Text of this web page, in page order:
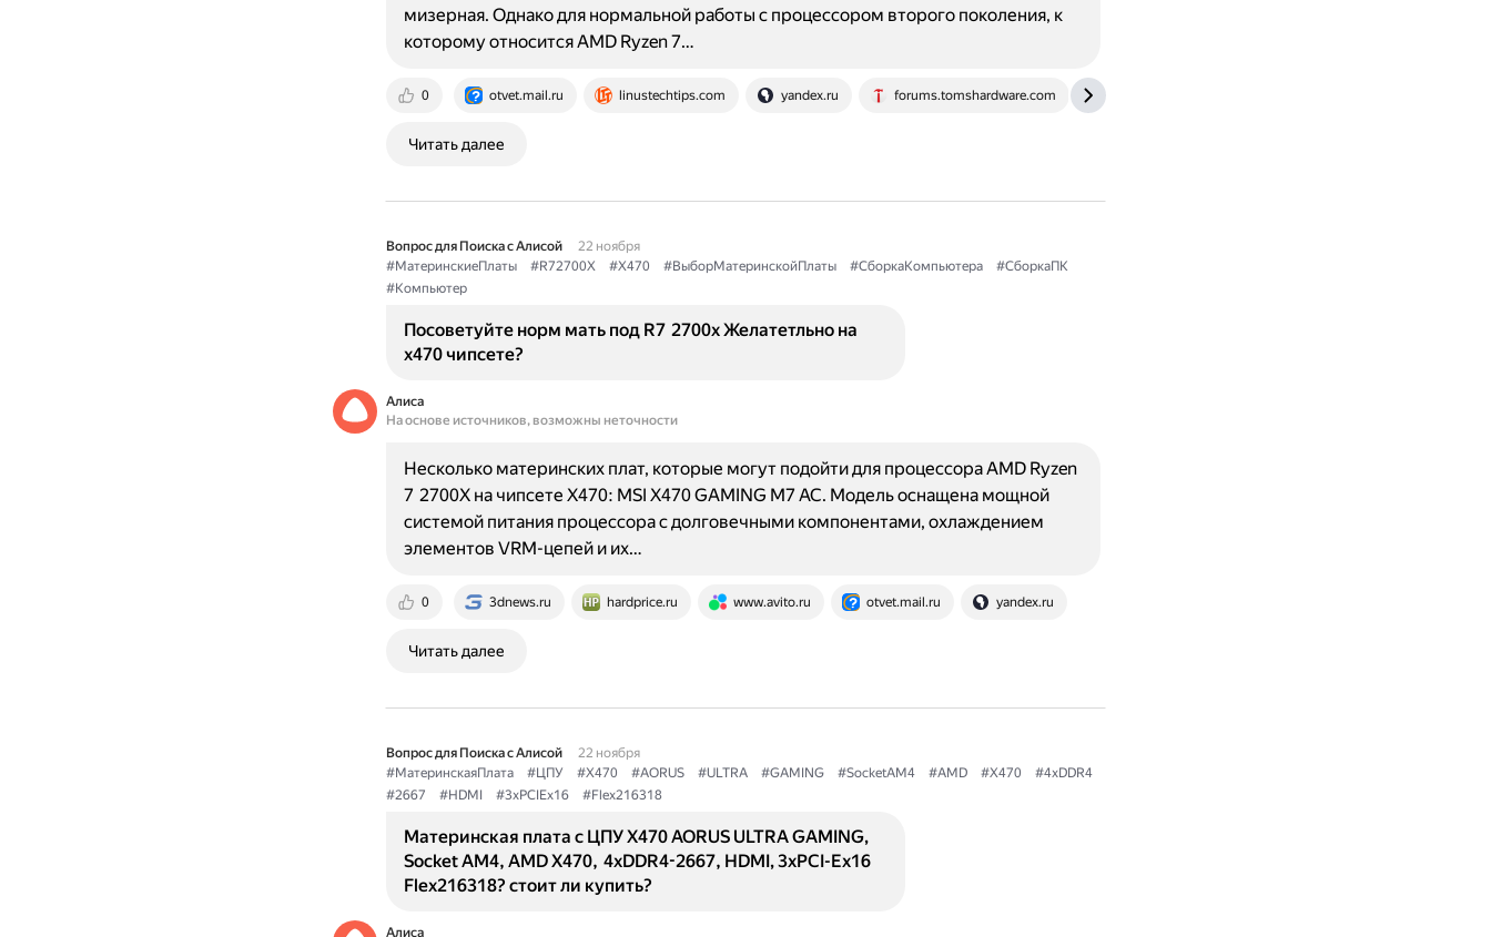
0 otvet.mail.ru linustechtips.com yandex.ru forums.tomshardware.com
мизерная. Однако для нормальной работы с процессором второго поколения, к
которому относится AMD Ryzen 7…
Читать далее
Вопрос для Поиска с Алисой
22 ноября
#МатеринскиеПлаты
#R72700X #X470 #ВыборМатеринскойПлаты #СборкаКомпьютера
#СборкаПК
#Компьютер
Посоветуйте норм мать под R7 2700x Желатетльно на
x470 чипсете?
Алиса
На основе источников, возможны неточности
0 3dnews.ru hardprice.ru www.avito.ru otvet.mail.ru yandex.ru
Несколько материнских плат, которые могут подойти для процессора AMD Ryzen
7 2700X на чипсете X470: MSI X470 GAMING M7 AC. Модель оснащена мощной
системой питания процессора с долговечными компонентами, охлаждением
элементов VRM-цепей и их…
Читать далее
Вопрос для Поиска с Алисой
22 ноября
#МатеринскаяПлата
#ЦПУ #X470 #AORUS #ULTRA #GAMING #SocketAM4 #AMD #X470
#4xDDR4
#2667
#HDMI #3xPCIEx16 #Flex216318
Материнская плата с ЦПУ X470 AORUS ULTRA GAMING,
Socket AM4, AMD X470, 4xDDR4-2667, HDMI, 3xPCI-Ex16
Flex216318? стоит ли купить?
Алиса